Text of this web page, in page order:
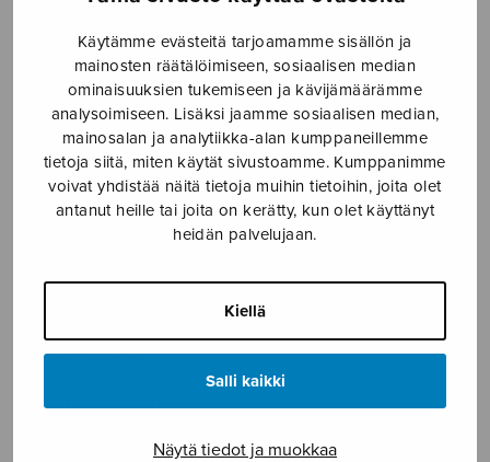
Käytämme evästeitä tarjoamamme sisällön ja
mainosten räätälöimiseen, sosiaalisen median
ominaisuuksien tukemiseen ja kävijämäärämme
analysoimiseen. Lisäksi jaamme sosiaalisen median,
mainosalan ja analytiikka-alan kumppaneillemme
tietoja siitä, miten käytät sivustoamme. Kumppanimme
voivat yhdistää näitä tietoja muihin tietoihin, joita olet
antanut heille tai joita on kerätty, kun olet käyttänyt
heidän palvelujaan.
Kiellä
Salli kaikki
Näytä tiedot ja muokkaa
SOITINMUSIIKKI
YKSINLAULU
YLEINEN
Sulasol nuottikauppa
ma–pe klo 10–16 tai sopimuksen mukaan
00180 Helsinki
myynti@sulasol.fi